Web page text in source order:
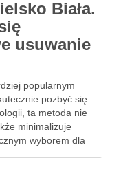
Biała.
usuwanie
popularnym
pozbyć się
ta metoda nie
minimalizuje
wyborem dla